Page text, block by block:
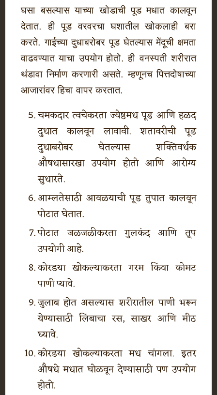
घसा बसल्यास याच्या खोडाची पूड मधात कालवून
देतात. ही पूड वरवरचा घशातील खोकलाही बरा
करते. गाईच्या दुधाबरोबर पूड घेतल्यास मेंदूची क्षमता
वाढवण्यात याचा उपयोग होतो. ही वनस्पती शरीरात
थंडावा निर्माण करणारी असते. म्हणूनच पित्तदोषाच्या
आजारांवर हिचा वापर करतात.
चमकदार त्वचेकरता ज्येष्ठमध पूड आणि हळद
दुधात कालवून लावावी. शतावरीची पूड
दुधाबरोबर घेतल्यास शक्तिवर्धक
औषधासारखा उपयोग होतो आणि आरोग्य
सुधारते.
आम्लतेसाठी आवळयाची पूड तुपात कालवून
पोटात घेतात.
पोटात जळजळीकरता गुलकंद आणि तूप
उपयोगी आहे.
कोरडया खोकल्याकरता गरम किंवा कोमट
पाणी प्यावे.
जुलाब होत असल्यास शरीरातील पाणी भरून
येण्यासाठी लिंबाचा रस, साखर आणि मीठ
घ्यावे.
कोरडया खोकल्याकरता मध चांगला. इतर
औषधे मधात घोळवून देण्यासाठी पण उपयोग
होतो.